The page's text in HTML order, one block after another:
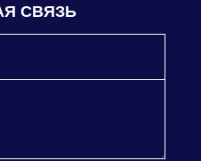
СВЯЗЬ